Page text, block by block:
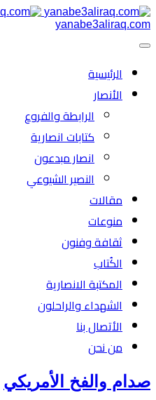
yanabe3aliraq.com
الرئیسية
الأنصار
الرابطة والفروع
كتابات انصارية
انصار مبدعون
النصیر الشیوعي
مقالات
منوعات
ثقافة وفنون
الكُتاب
المكتبة الانصارية
الشهداء والراحلون
الأتصال بنا
من نحن
صدام والفخ الأمريكي